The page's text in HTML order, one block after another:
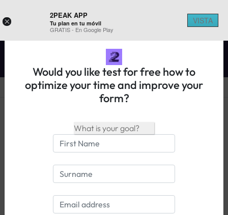
×
2PEAK APP
Tu plan en tu móvil
GRATIS - En Google Play
VISTA
Knowledge base
REGISTER ON 2PEAK
Would you like test for free how to
optimize your time and improve your
form?